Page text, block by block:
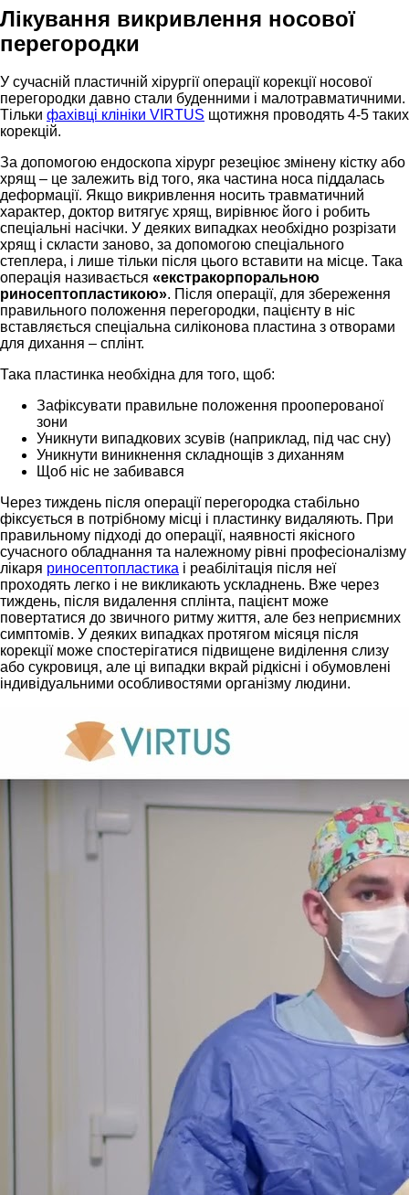
Лікування викривлення носової
перегородки
У сучасній пластичній хірургії операції корекції носової
перегородки давно стали буденними і малотравматичними.
Тільки фахівці клініки VIRTUS щотижня проводять 4-5 таких
корекцій.
За допомогою ендоскопа хірург резеціює змінену кістку або
хрящ – це залежить від того, яка частина носа піддалась
деформації. Якщо викривлення носить травматичний
характер, доктор витягує хрящ, вирівнює його і робить
спеціальні насічки. У деяких випадках необхідно розрізати
хрящ і скласти заново, за допомогою спеціального
степлера, і лише тільки після цього вставити на місце. Така
операція називається «екстракорпоральною
риносептопластикою». Після операції, для збереження
правильного положення перегородки, пацієнту в ніс
вставляється спеціальна силіконова пластина з отворами
для дихання – сплінт.
Така пластинка необхідна для того, щоб:
Зафіксувати правильне положення прооперованої
зони
Уникнути випадкових зсувів (наприклад, під час сну)
Уникнути виникнення складнощів з диханням
Щоб ніс не забивався
Через тиждень після операції перегородка стабільно
фіксується в потрібному місці і пластинку видаляють. При
правильному підході до операції, наявності якісного
сучасного обладнання та належному рівні професіоналізму
лікаря риносептопластика і реабілітація після неї
проходять легко і не викликають ускладнень. Вже через
тиждень, після видалення сплінта, пацієнт може
повертатися до звичного ритму життя, але без неприємних
симптомів. У деяких випадках протягом місяця після
корекції може спостерігатися підвищене виділення слизу
або сукровиця, але ці випадки вкрай рідкісні і обумовлені
індивідуальними особливостями організму людини.